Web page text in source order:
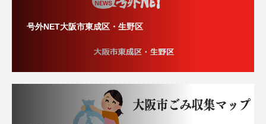
号外NET大阪市東成区・生野区